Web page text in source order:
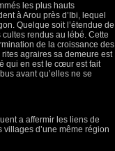
les plus hauts
à Arou près d’Ibi, lequel
Quelque soit l’étendue de
rendus au lébé. Cette
de la croissance des
agraires sa demeure est
qui en est le cœur est fait
avant qu’elles ne se
a affermir les liens de
d’une même région